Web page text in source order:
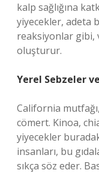
kalp sağlığına
yiyecekler, adeta
reaksiyonlar gibi,
oluşturur.
Yerel Sebzeler
California
cömert. Kinoa,
yiyecekler
insanları, bu
sıkça söz eder.